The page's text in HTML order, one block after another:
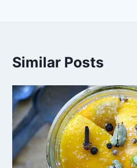
Similar Posts